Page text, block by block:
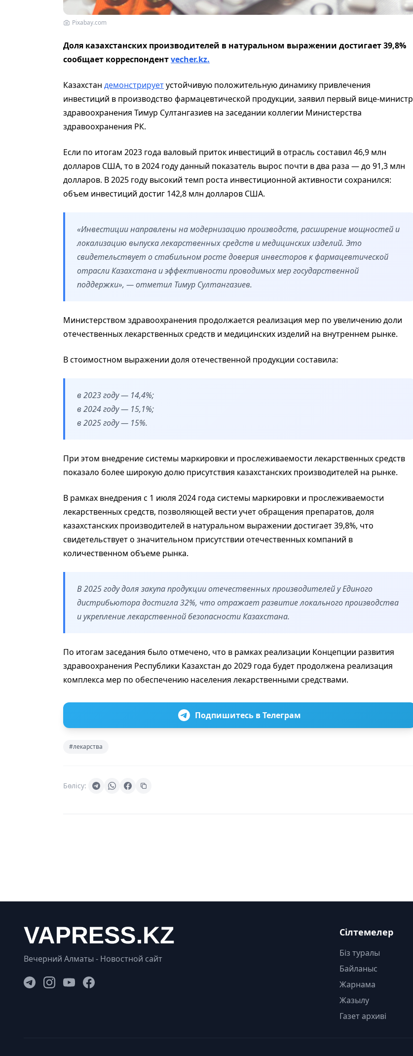
Pixabay.com
Доля казахстанских производителей в натуральном выражении достигает 39,8%
сообщает корреспондентvecher.kz.
Казахстан демонстрируетустойчивую положительную динамику привлечения
инвестиций в производство фармацевтической продукции, заявил первый вице-министр
здравоохранения Тимур Султангазиев на заседании коллегии Министерства
здравоохранения РК.
Если по итогам 2023 года валовый приток инвестиций в отрасль составил 46,9 млн
долларов США, то в 2024 году данный показатель вырос почти в два раза — до 91,3 млн
долларов. В 2025 году высокий темп роста инвестиционной активности сохранился:
объем инвестиций достиг 142,8 млн долларов США.
«Инвестиции направлены на модернизацию производств, расширение мощностей и
локализацию выпуска лекарственных средств и медицинских изделий. Это
свидетельствует о стабильном росте доверия инвесторов к фармацевтической
отрасли Казахстана и эффективности проводимых мер государственной
поддержки», — отметил Тимур Султангазиев.
Министерством здравоохранения продолжается реализация мер по увеличению доли
отечественных лекарственных средств и медицинских изделий на внутреннем рынке.
В стоимостном выражении доля отечественной продукции составила:
в 2023 году — 14,4%;
в 2024 году — 15,1%;
в 2025 году — 15%.
При этом внедрение системы маркировки и прослеживаемости лекарственных средств
показало более широкую долю присутствия казахстанских производителей на рынке.
В рамках внедрения с 1 июля 2024 года системы маркировки и прослеживаемости
лекарственных средств, позволяющей вести учет обращения препаратов, доля
казахстанских производителей в натуральном выражении достигает 39,8%, что
свидетельствует о значительном присутствии отечественных компаний в
количественном объеме рынка.
В 2025 году доля закупа продукции отечественных производителей у Единого
дистрибьютора достигла 32%, что отражает развитие локального производства
и укрепление лекарственной безопасности Казахстана.
По итогам заседания было отмечено, что в рамках реализации Концепции развития
здравоохранения Республики Казахстан до 2029 года будет продолжена реализация
комплекса мер по обеспечению населения лекарственными средствами.
Подпишитесь в Телеграм
#лекарства
Бөлісу:
Вечерний Алматы - Новостной сайт
Сілтемелер
Біз туралы
Байланыс
Жарнама
Жазылу
Газет архиві